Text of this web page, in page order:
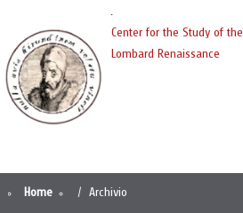
Center for the Study of the
Lombard Renaissance
Home Archivio